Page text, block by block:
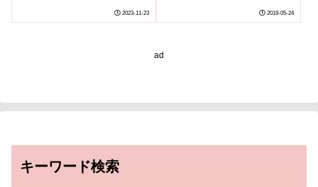
2023-11-23
図化～
2019-05-24
ad
キーワード検索